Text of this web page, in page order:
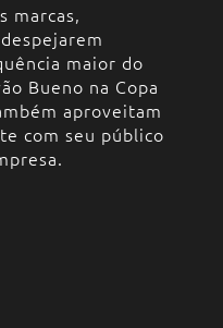
marcas,
maior do
Bueno na Copa
aproveitam
com seu público